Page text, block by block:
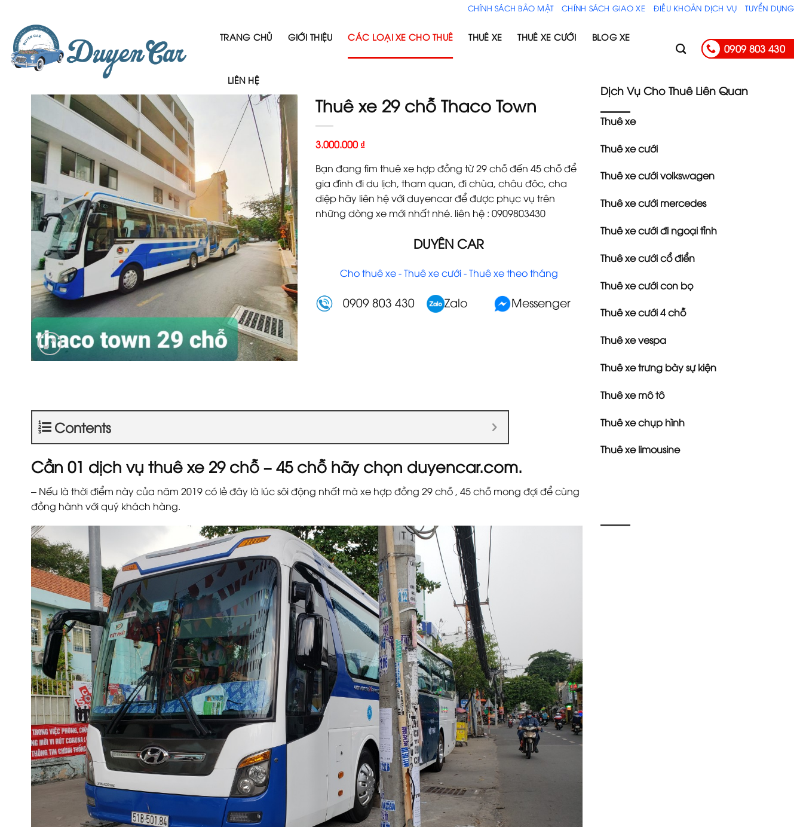
content
CHÍNH SÁCH BẢO MẬT CHÍNH SÁCH GIAO XE ĐIỀU KHOẢN DỊCH VỤ TUYỂN DỤNG
TRANG CHỦ GIỚI THIỆU CÁC LOẠI XE CHO THUÊ THUÊ XE THUÊ XE CƯỚI BLOG XE
LIÊN HỆ
0909 803 430
Thuê xe 29 chỗ Thaco Town
3.000.000 ₫
Bạn đang tìm thuê xe hợp đồng từ 29 chỗ đến 45 chỗ để
gia đình đi du lịch, tham quan, đi chùa, châu đôc, cha
diệp hãy liên hệ với duyencar để được phục vụ trên
những dòng xe mới nhất nhé. liên hệ : 0909803430
DUYÊN CAR
Cho thuê xe - Thuê xe cưới - Thuê xe theo tháng
0909 803 430 Zalo Messenger
Contents
Cần 01 dịch vụ thuê xe 29 chỗ – 45 chỗ hãy chọn duyencar.com.
– Nếu là thời điểm này của năm 2019 có lẻ đây là lúc sôi động nhất mà xe hợp đồng 29 chỗ , 45 chỗ mong đợi để cùng
đồng hành với quý khách hàng.
Dịch Vụ Cho Thuê Liên Quan
Thuê xe
Thuê xe cưới
Thuê xe cưới volkswagen
Thuê xe cưới mercedes
Thuê xe cưới đi ngoại tỉnh
Thuê xe cưới cổ điển
Thuê xe cưới con bọ
Thuê xe cưới 4 chỗ
Thuê xe vespa
Thuê xe trưng bày sự kiện
Thuê xe mô tô
Thuê xe chụp hình
Thuê xe limousine